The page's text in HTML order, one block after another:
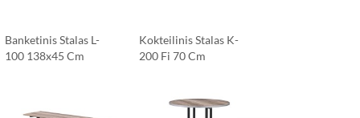
Banketinis Stalas L-
100 138x45 Cm
Kokteilinis Stalas K-
200 Fi 70 Cm